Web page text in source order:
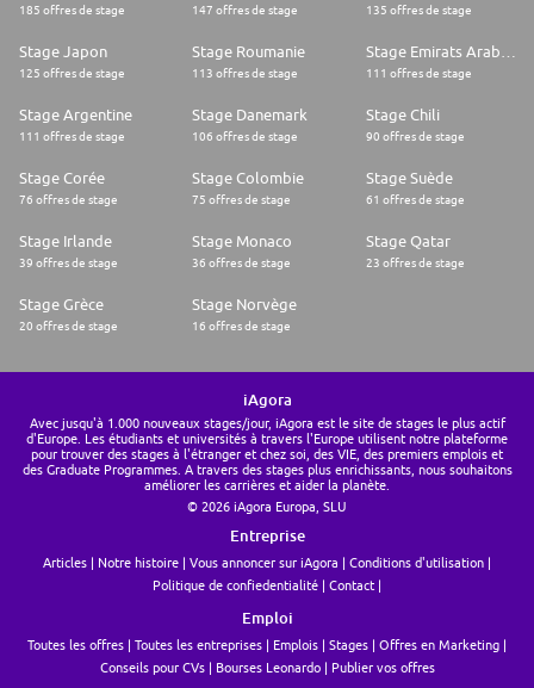
185 offres de stage 147 offres de stage 135 offres de stage
Stage Japon
125 offres de stage
Stage Roumanie
113 offres de stage 111 offres de stage
Stage Argentine
111 offres de stage
Stage Danemark
106 offres de stage
Stage Chili
90 offres de stage
Stage Corée
76 offres de stage
Stage Colombie
75 offres de stage
Stage Suède
61 offres de stage
Stage Irlande
39 offres de stage
Stage Monaco
36 offres de stage
Stage Qatar
23 offres de stage
Stage Grèce
20 offres de stage
Stage Norvège
16 offres de stage
iAgora
Avec jusqu'à 1.000 nouveaux stages/jour, iAgora est le site de stages le plus actif
d'Europe. Les étudiants et universités à travers l'Europe utilisent notre plateforme
pour trouver des stages à l'étranger et chez soi, des VIE, des premiers emplois et
des Graduate Programmes. A travers des stages plus enrichissants, nous souhaitons
améliorer les carrières et aider la planète.
© 2026 iAgora Europa, SLU
Entreprise
Articles Notre histoire Vous annoncer sur iAgora
Conditions d'utilisation
Politique de confiedentialité
Contact
Emploi
Toutes les offres Toutes les entreprises Emplois Stages
Offres en Marketing
Conseils pour CVs
Bourses Leonardo Publier vos offres